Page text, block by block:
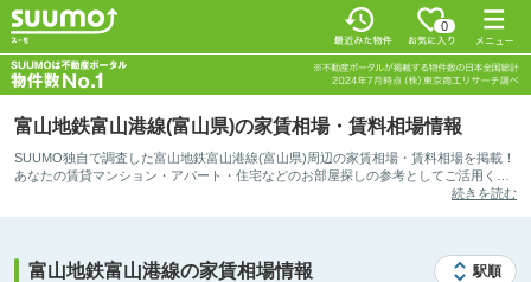
0
富山地鉄富山港線(富山県)の家賃相場・賃料相場情報
SUUMO独自で調査した富山地鉄富山港線(富山県)周辺の家賃相場・賃料相場を掲載！
あなたの賃貸マンション・アパート・住宅などのお部屋探しの参考としてご活用くだ
続きを読む
富山地鉄富山港線の家賃相場情報 駅順